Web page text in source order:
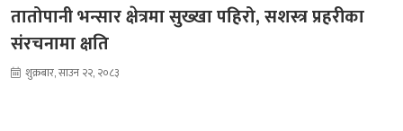
तातोपानी भन्सार क्षेत्रमा सुख्खा पहिरो, सशस्त्र प्रहरीका
संरचनामा क्षति
शुक्रबार, साउन २२, २०८३